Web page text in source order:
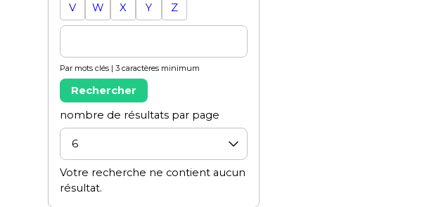
V
W X Y Z
Par mots clés | 3 caractères minimum
Rechercher
nombre de résultats par page
Votre recherche ne contient aucun
résultat.